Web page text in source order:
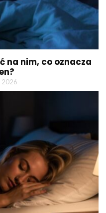
na nim, co oznacza
2026